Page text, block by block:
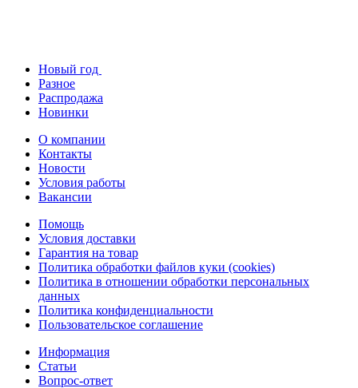
Новый год
Разное
Распродажа
Новинки
О компании
Контакты
Новости
Условия работы
Вакансии
Помощь
Условия доставки
Гарантия на товар
Политика обработки файлов куки (cookies)
Политика в отношении обработки персональных
данных
Политика конфиденциальности
Пользовательское соглашение
Информация
Статьи
Вопрос-ответ